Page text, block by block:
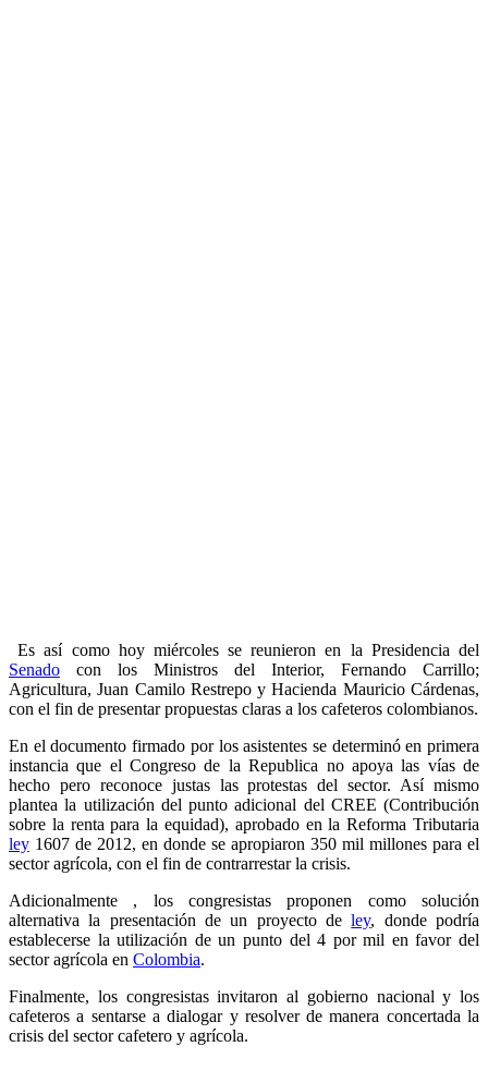
Es así como hoy miércoles se reunieron en la Presidencia del
Senado con los Ministros del Interior, Fernando Carrillo;
Agricultura, Juan Camilo Restrepo y Hacienda Mauricio Cárdenas,
con el fin de presentar propuestas claras a los cafeteros colombianos.
En el documento firmado por los asistentes se determinó en primera
instancia que el Congreso de la Republica no apoya las vías de
hecho pero reconoce justas las protestas del sector. Así mismo
plantea la utilización del punto adicional del CREE (Contribución
sobre la renta para la equidad), aprobado en la Reforma Tributaria
ley 1607 de 2012, en donde se apropiaron 350 mil millones para el
sector agrícola, con el fin de contrarrestar la crisis.
Adicionalmente , los congresistas proponen como solución
alternativa la presentación de un proyecto deley, donde podría
establecerse la utilización de un punto del 4 por mil en favor del
sector agrícola en Colombia.
Finalmente, los congresistas invitaron al gobierno nacional y los
cafeteros a sentarse a dialogar y resolver de manera concertada la
crisis del sector cafetero y agrícola.